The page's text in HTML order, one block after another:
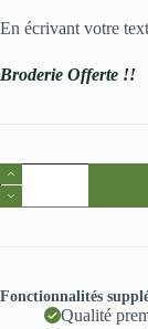
En écrivant votre
Broderie Offerte !!
Fonctionnalités
Qualité